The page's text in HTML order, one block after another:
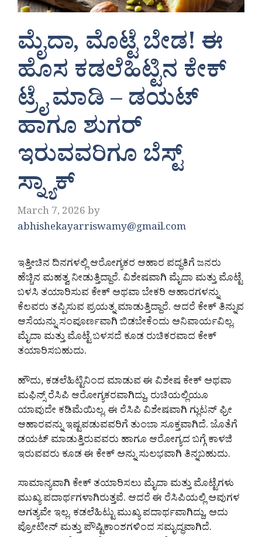
ಮೈದಾ, ಮೊಟ್ಟೆ ಬೇಡ! ಈ
ಹೊಸ ಕಡಲೆಹಿಟ್ಟಿನ ಕೇಕ್
ಟ್ರೈ ಮಾಡಿ – ಡಯಟ್
ಹಾಗೂ ಶುಗರ್
ಇರುವವರಿಗೂ ಬೆಸ್ಟ್
ಸ್ನ್ಯಾಕ್
March 7, 2026by
abhishekayarriswamy@gmail.com
ಇತ್ತೀಚಿನ ದಿನಗಳಲ್ಲಿ ಆರೋಗ್ಯಕರ ಆಹಾರ ಪದ್ಧತಿಗೆ ಜನರು
ಹೆಚ್ಚಿನ ಮಹತ್ವ ನೀಡುತ್ತಿದ್ದಾರೆ. ವಿಶೇಷವಾಗಿ ಮೈದಾ ಮತ್ತು ಮೊಟ್ಟೆ
ಬಳಸಿ ತಯಾರಿಸುವ ಕೇಕ್ ಅಥವಾ ಬೇಕರಿ ಆಹಾರಗಳನ್ನು
ಕೆಲವರು ತಪ್ಪಿಸುವ ಪ್ರಯತ್ನ ಮಾಡುತ್ತಿದ್ದಾರೆ. ಆದರೆ ಕೇಕ್ ತಿನ್ನುವ
ಆಸೆಯನ್ನು ಸಂಪೂರ್ಣವಾಗಿ ಬಿಡಬೇಕೆಂದು ಅನಿವಾರ್ಯವಿಲ್ಲ.
ಮೈದಾ ಮತ್ತು ಮೊಟ್ಟೆ ಬಳಸದೆ ಕೂಡ ರುಚಿಕರವಾದ ಕೇಕ್
ತಯಾರಿಸಬಹುದು.
ಹೌದು, ಕಡಲೆಹಿಟ್ಟಿನಿಂದ ಮಾಡುವ ಈ ವಿಶೇಷ ಕೇಕ್ ಅಥವಾ
ಮಫಿನ್ಸ್ ರೆಸಿಪಿ ಆರೋಗ್ಯಕರವಾಗಿದ್ದು, ರುಚಿಯಲ್ಲಿಯೂ
ಯಾವುದೇ ಕಡಿಮೆಯಿಲ್ಲ. ಈ ರೆಸಿಪಿ ವಿಶೇಷವಾಗಿ ಗ್ಲುಟನ್ ಫ್ರೀ
ಆಹಾರವನ್ನು ಇಷ್ಟಪಡುವವರಿಗೆ ತುಂಬಾ ಸೂಕ್ತವಾಗಿದೆ. ಜೊತೆಗೆ
ಡಯಟ್ ಮಾಡುತ್ತಿರುವವರು ಹಾಗೂ ಆರೋಗ್ಯದ ಬಗ್ಗೆ ಕಾಳಜಿ
ಇರುವವರು ಕೂಡ ಈ ಕೇಕ್ ಅನ್ನು ಸುಲಭವಾಗಿ ತಿನ್ನಬಹುದು.
ಸಾಮಾನ್ಯವಾಗಿ ಕೇಕ್ ತಯಾರಿಸಲು ಮೈದಾ ಮತ್ತು ಮೊಟ್ಟೆಗಳು
ಮುಖ್ಯ ಪದಾರ್ಥಗಳಾಗಿರುತ್ತವೆ. ಆದರೆ ಈ ರೆಸಿಪಿಯಲ್ಲಿ ಅವುಗಳ
ಅಗತ್ಯವೇ ಇಲ್ಲ. ಕಡಲೆಹಿಟ್ಟು ಮುಖ್ಯ ಪದಾರ್ಥವಾಗಿದ್ದು, ಅದು
ಪ್ರೋಟೀನ್ ಮತ್ತು ಪೌಷ್ಟಿಕಾಂಶಗಳಿಂದ ಸಮೃದ್ಧವಾಗಿದೆ.